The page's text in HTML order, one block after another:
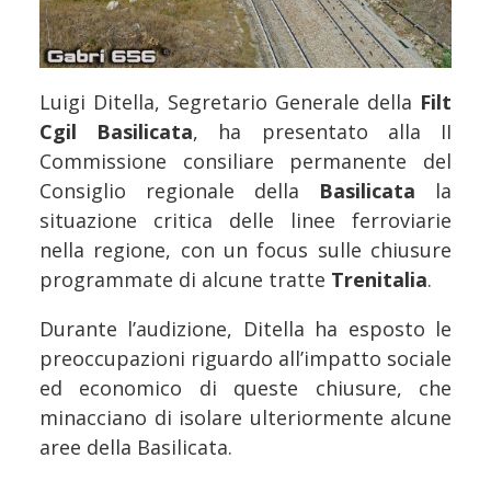
Luigi Ditella, Segretario Generale della Filt
Cgil
Basilicata, ha presentato alla II
Commissione consiliare permanente del
Consiglio regionale della Basilicata la
situazione critica delle linee ferroviarie
nella regione, con un focus sulle chiusure
programmate di alcune tratte Trenitalia.
Durante l’audizione, Ditella ha esposto le
preoccupazioni riguardo all’impatto sociale
ed economico di queste chiusure, che
minacciano di isolare ulteriormente alcune
aree della Basilicata.